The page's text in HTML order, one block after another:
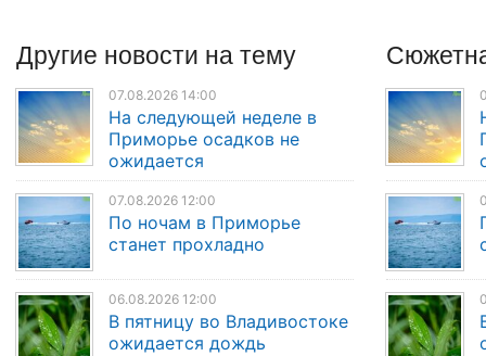
Другие новости на тему
07.08.2026 14:00
На следующей неделе в
Приморье осадков не
ожидается
07.08.2026 12:00
По ночам в Приморье
станет прохладно
06.08.2026 12:00
В пятницу во Владивостоке
ожидается дождь